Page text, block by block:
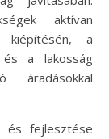
aktívan
kiépítésén, a
és a lakosság
áradásokkal
és fejlesztése